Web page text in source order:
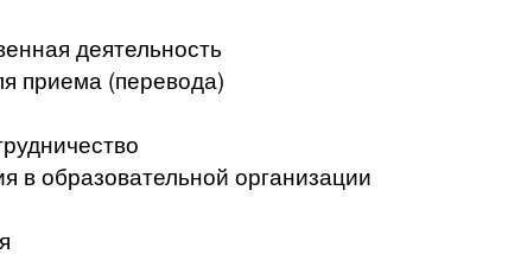
деятельность
приема (перевода)
в образовательной организации